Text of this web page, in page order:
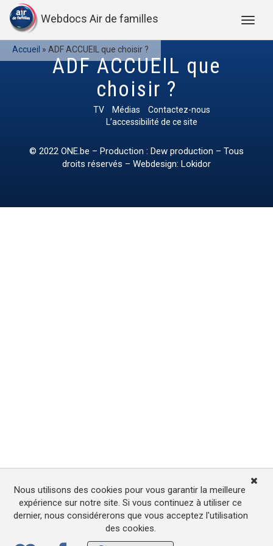
Webdocs Air de familles
Accueil » ADF ACCUEIL que choisir ?
ADF ACCUEIL que
choisir ?
TV Médias
Contactez-nous
L’accessibilité de ce site
© 2022 ONE.be – Production : Dew production – Tous
droits réservés – Webdesign: Lokidor
Nous utilisons des cookies pour vous garantir la meilleure
expérience sur notre site. Si vous continuez à utiliser ce
dernier, nous considérerons que vous acceptez l'utilisation
des cookies.